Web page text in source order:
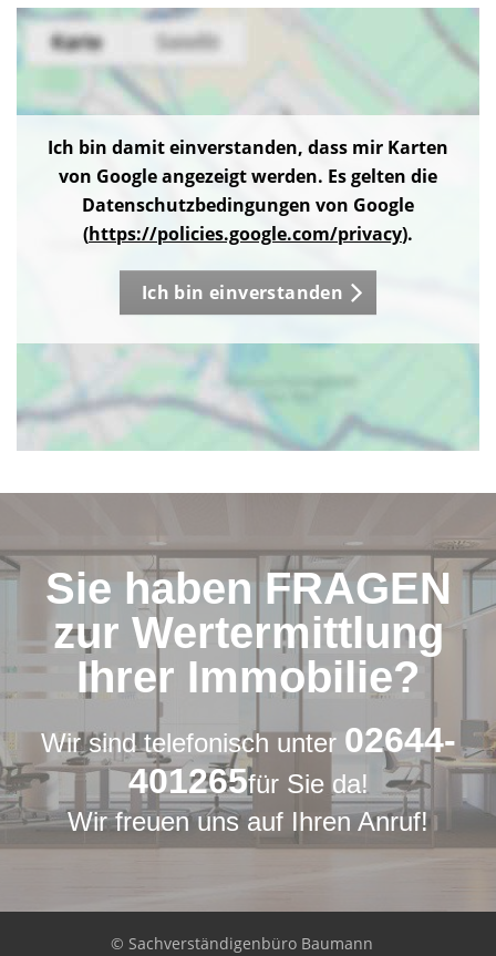
Ich bin damit einverstanden, dass mir Karten
von Google angezeigt werden. Es gelten die
Datenschutzbedingungen von Google
(https://policies.google.com/privacy).
Ich bin einverstanden
Sie haben FRAGEN
zur Wertermittlung
Ihrer Immobilie?
Wir sind telefonisch unter 02644-
401265für Sie da!
Wir freuen uns auf Ihren Anruf!
© Sachverständigenbüro Baumann